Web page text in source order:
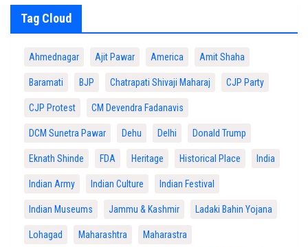
Tag Cloud
Ahmednagar Ajit Pawar America Amit Shaha
Baramati BJP Chatrapati Shivaji Maharaj CJP Party
CJP Protest CM Devendra Fadanavis
DCM Sunetra Pawar Dehu Delhi Donald Trump
Eknath Shinde FDA Heritage Historical Place India
Indian Army Indian Culture Indian Festival
Indian Museums Jammu & Kashmir Ladaki Bahin Yojana
Lohagad Maharashtra Maharastra